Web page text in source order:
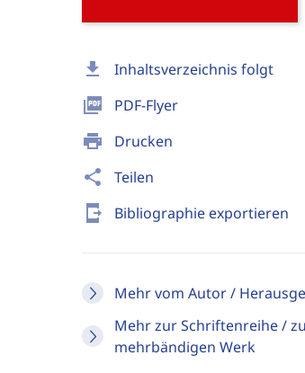
download Inhaltsverzeichnis folgt
picture_as_pdf PDF-Flyer
print Drucken
share Teilen
send_to_mobile Bibliographie exportieren
Mehr vom Autor /
Mehr zur Schriftenreihe /
mehrbändigen Werk